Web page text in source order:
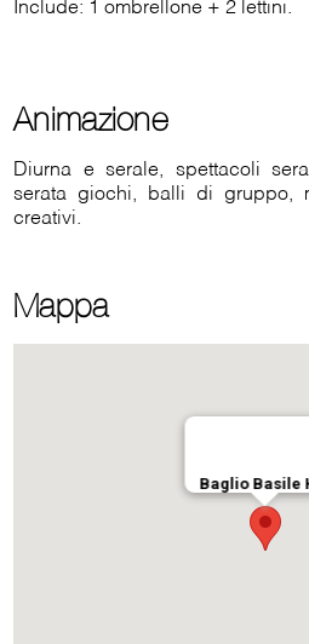
Include: 1 ombrellone + 2 lettini.
Animazione
Diurna e serale, spettacoli
serata giochi, balli di gruppo,
creativi.
Mappa